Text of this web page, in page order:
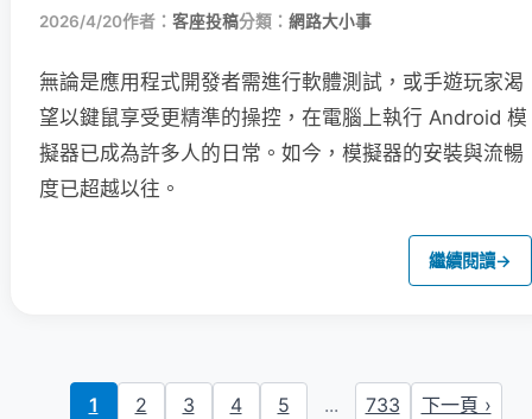
2026/4/20作者： 客座投稿分類： 網路大小事
無論是應用程式開發者需進行軟體測試，或手遊玩家渴
望以鍵鼠享受更精準的操控，在電腦上執行 Android 模
擬器已成為許多人的日常。如今，模擬器的安裝與流暢
度已超越以往。
繼續閱讀→
1 2 3 4 5 ... 733 下一頁 ›